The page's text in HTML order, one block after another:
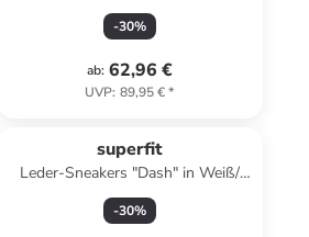
-30%
ab: 62,96 €
UVP: 89,95 €*
superfit
Leder-Sneakers "Dash" in Weiß/
Lila/ Rosa
-30%